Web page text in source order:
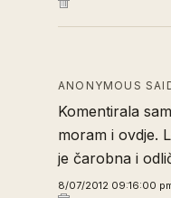
ANONYMOUS
Komentirala
moram i ovdje.
je čarobna i
8/07/2012 09:16:00